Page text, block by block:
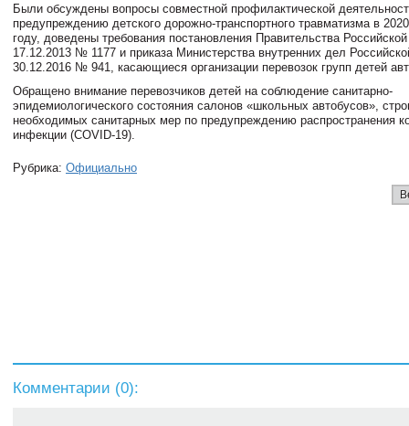
Были обсуждены вопросы совместной профилактической
предупреждению детского дорожно-транспортного травматизма в
году, доведены требования постановления Правительства
17.12.2013 № 1177 и приказа Министерства внутренних дел
30.12.2016 № 941, касающиеся организации перевозок групп детей
Обращено внимание перевозчиков детей на соблюдение санитарно-
эпидемиологического состояния салонов «школьных автобусов»,
необходимых санитарных мер по предупреждению распространения
инфекции (COVID-19).
Рубрика: Официально
Комментарии (0):